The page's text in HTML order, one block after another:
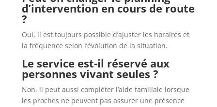
d’intervention en cours de route
?
Oui, il est toujours possible d’ajuster les horaires et
la fréquence selon l’évolution de la situation.
Le service est-il réservé aux
personnes vivant seules ?
Non, il peut aussi compléter l’aide familiale lorsque
les proches ne peuvent pas assurer une présence